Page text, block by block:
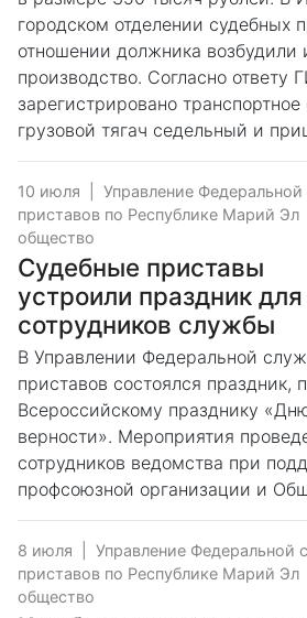
городском отделении судебных
отношении должника возбудили
производство. Согласно
зарегистрировано
грузовой тягач седельный и
10 июля
Управление
приставов по Республике Марий Эл
общество
Судебные приставы
устроили праздник
сотрудников службы
В Управлении Федеральной
приставов состоялся праздник,
Всероссийскому празднику
верности». Мероприятия
сотрудников ведомства при
профсоюзной организации и
8 июля
Управление Федеральной
приставов по Республике Марий Эл
общество